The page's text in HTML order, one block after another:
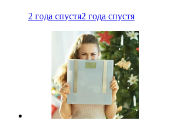
2 года спустя2 года спустя